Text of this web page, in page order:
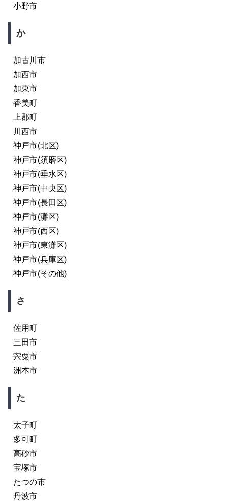
小野市
か
加古川市
加西市
加東市
香美町
上郡町
川西市
神戸市(北区)
神戸市(須磨区)
神戸市(垂水区)
神戸市(中央区)
神戸市(長田区)
神戸市(灘区)
神戸市(西区)
神戸市(東灘区)
神戸市(兵庫区)
神戸市(その他)
さ
佐用町
三田市
宍粟市
洲本市
た
太子町
多可町
高砂市
宝塚市
たつの市
丹波市